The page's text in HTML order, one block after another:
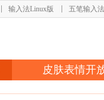
输入法Linux版 五笔输入法
皮肤表情开